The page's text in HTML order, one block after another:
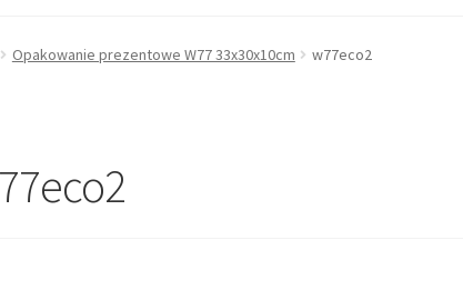
w/o Products Shortcode Blog CartCennik koszy EKO
Opakowanie prezentowe W77 33x30x10cm w77eco2